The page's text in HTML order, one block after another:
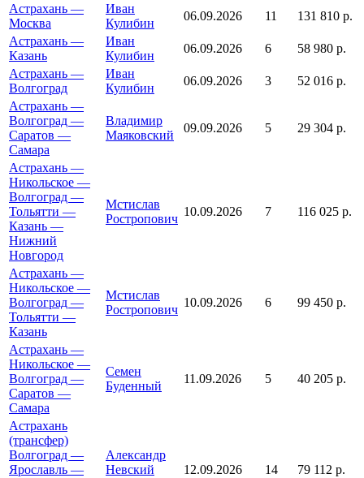
Астрахань —
Москва
Иван
Кулибин
06.09.2026 11
131 810 р.
Астрахань —
Казань
Иван
Кулибин
06.09.2026 6
58 980 р.
Астрахань —
Волгоград
Иван
Кулибин
06.09.2026 3
52 016 р.
Астрахань —
Волгоград —
Саратов —
Самара
Владимир
Маяковский
09.09.2026 5 29 304 р.
Астрахань —
Никольское —
Волгоград —
Тольятти —
Казань —
Нижний
Новгород
Мстислав
Ростропович
10.09.2026 7 116 025 р.
Астрахань —
Никольское —
Волгоград —
Тольятти —
Казань
Мстислав
Ростропович
10.09.2026 6 99 450 р.
Астрахань —
Никольское —
Волгоград —
Саратов —
Самара
Семен
Буденный
11.09.2026 5 40 205 р.
Астрахань
(трансфер)
Волгоград —
Ярославль —
Александр
Невский
12.09.2026 14 79 112 р.